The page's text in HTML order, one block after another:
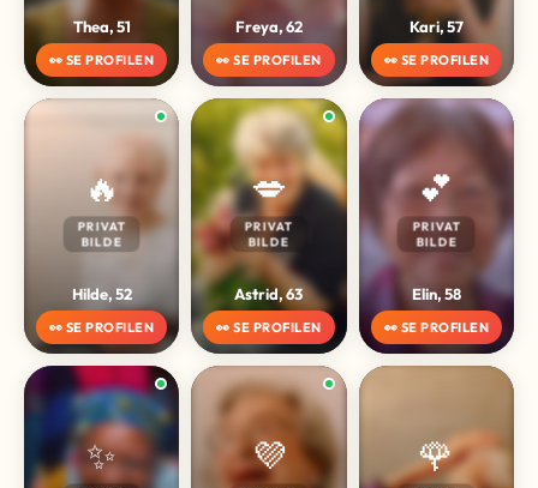
Thea, 51
👀 SE PROFILEN
Freya, 62
👀 SE PROFILEN
Kari, 57
👀 SE PROFILEN
🔥
PRIVAT
BILDE
Hilde, 52
👀 SE PROFILEN
💋
PRIVAT
BILDE
Astrid, 63
👀 SE PROFILEN
💕
PRIVAT
BILDE
Elin, 58
👀 SE PROFILEN
✨ 💜 🌹